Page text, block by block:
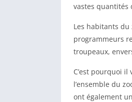
vastes quantités
Les habitants
programmeurs
troupeaux,
C’est pourquoi
l’ensemble du
ont également